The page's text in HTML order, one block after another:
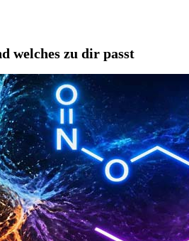
welches zu dir passt